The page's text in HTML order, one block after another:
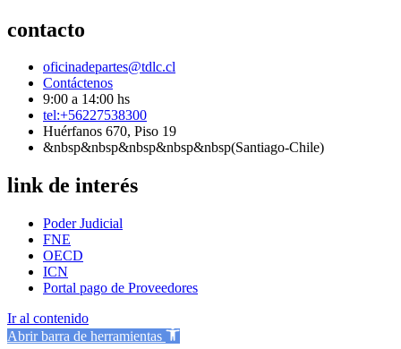
contacto
oficinadepartes@tdlc.cl
Contáctenos
9:00 a 14:00 hs
tel:+56227538300
Huérfanos 670, Piso 19
&nbsp&nbsp&nbsp&nbsp&nbsp(Santiago-Chile)
link de interés
Poder Judicial
FNE
OECD
ICN
Portal pago de Proveedores
Ir al contenido
Abrir barra de herramientas